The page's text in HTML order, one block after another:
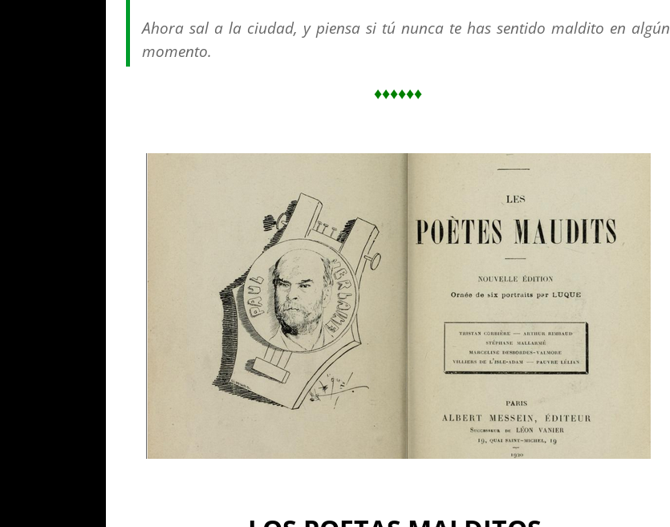
Ahora sal a la ciudad, y piensa si tú nunca te has sentido maldito en algún
momento.
♦♦♦♦♦♦